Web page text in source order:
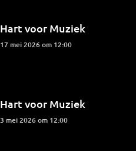
Hart voor Muziek
17 mei 2026 om 12:00
Hart voor Muziek
3 mei 2026 om 12:00